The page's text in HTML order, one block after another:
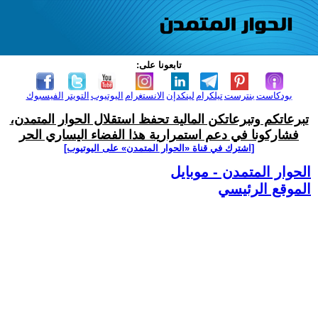
تابعونا على:
الفيسبوك التويتر اليوتيوب الانستغرام لينكدإن تيلكرامبنترست بودكاست
تبرعاتكم وتبرعاتكن المالية تحفظ استقلال الحوار المتمدن،
فشاركونا في دعم استمرارية هذا الفضاء اليساري الحر
[اشترك في قناة ‫«الحوار المتمدن» على اليوتيوب]
الحوار المتمدن - موبايل
الموقع الرئيسي